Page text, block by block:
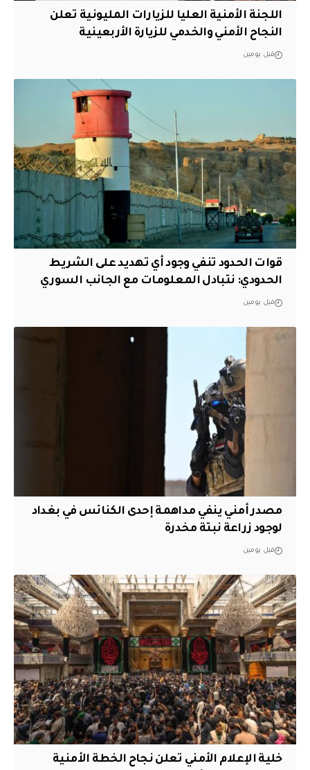
اللجنة الأمنية العليا للزيارات المليونية تعلن
النجاح الأمني والخدمي للزيارة الأربعينية
قبل يومين
قوات الحدود تنفي وجود أي تهديد على الشريط
الحدودي: نتبادل المعلومات مع الجانب السوري
قبل يومين
مصدر أمني ينفي مداهمة إحدى الكنائس في بغداد
لوجود زراعة نبتة مخدرة
قبل يومين
خلية الإعلام الأمني تعلن نجاح الخطة الأمنية